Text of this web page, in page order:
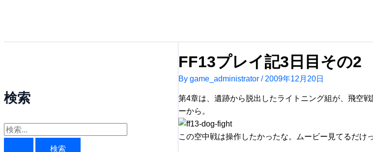
検索
検
FF13プレイ記3日目その2
By game_administrator / 2009年12月20日
第4章は、遺跡から脱出したライトニング組が、飛空
ーから。
この空中戦は操作したかったな。ムービー見てるだけ